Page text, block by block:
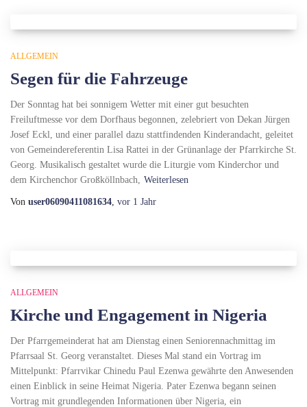
ALLGEMEIN
Segen für die Fahrzeuge
Der Sonntag hat bei sonnigem Wetter mit einer gut besuchten
Freiluftmesse vor dem Dorfhaus begonnen, zelebriert von Dekan Jürgen
Josef Eckl, und einer parallel dazu stattfindenden Kinderandacht, geleitet
von Gemeindereferentin Lisa Rattei in der Grünanlage der Pfarrkirche St.
Georg. Musikalisch gestaltet wurde die Liturgie vom Kinderchor und
dem Kirchenchor Großköllnbach, Weiterlesen
Von user06090411081634, vor 1 Jahr
ALLGEMEIN
Kirche und Engagement in Nigeria
Der Pfarrgemeinderat hat am Dienstag einen Seniorennachmittag im
Pfarrsaal St. Georg veranstaltet. Dieses Mal stand ein Vortrag im
Mittelpunkt: Pfarrvikar Chinedu Paul Ezenwa gewährte den Anwesenden
einen Einblick in seine Heimat Nigeria. Pater Ezenwa begann seinen
Vortrag mit grundlegenden Informationen über Nigeria, ein